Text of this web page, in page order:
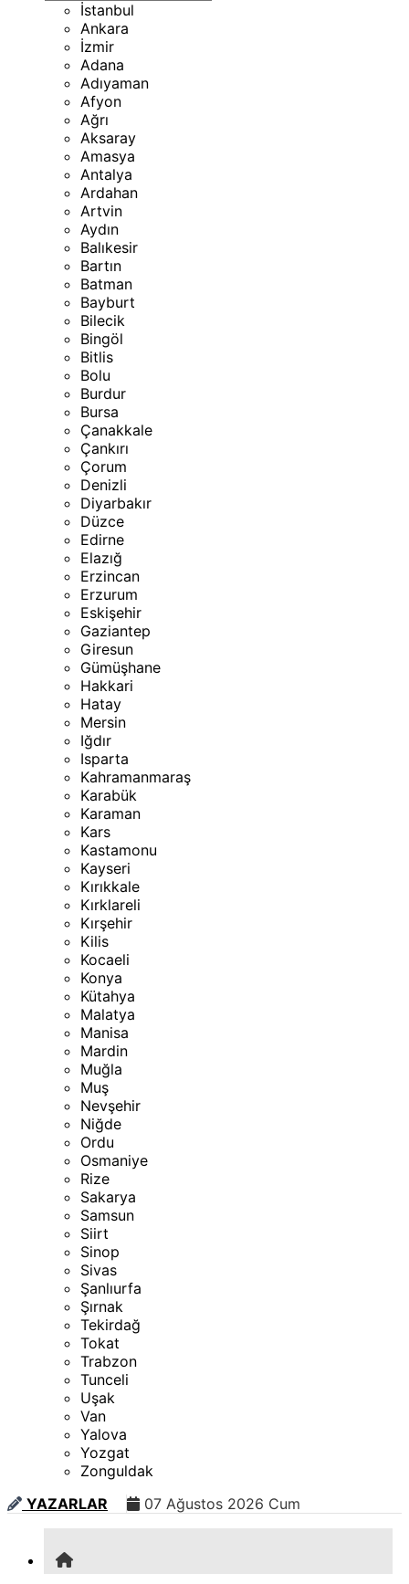
İstanbul
Ankara
İzmir
Adana
Adıyaman
Afyon
Ağrı
Aksaray
Amasya
Antalya
Ardahan
Artvin
Aydın
Balıkesir
Bartın
Batman
Bayburt
Bilecik
Bingöl
Bitlis
Bolu
Burdur
Bursa
Çanakkale
Çankırı
Çorum
Denizli
Diyarbakır
Düzce
Edirne
Elazığ
Erzincan
Erzurum
Eskişehir
Gaziantep
Giresun
Gümüşhane
Hakkari
Hatay
Mersin
Iğdır
Isparta
Kahramanmaraş
Karabük
Karaman
Kars
Kastamonu
Kayseri
Kırıkkale
Kırklareli
Kırşehir
Kilis
Kocaeli
Konya
Kütahya
Malatya
Manisa
Mardin
Muğla
Muş
Nevşehir
Niğde
Ordu
Osmaniye
Rize
Sakarya
Samsun
Siirt
Sinop
Sivas
Şanlıurfa
Şırnak
Tekirdağ
Tokat
Trabzon
Tunceli
Uşak
Van
Yalova
Yozgat
Zonguldak
YAZARLAR
07 Ağustos 2026 Cum